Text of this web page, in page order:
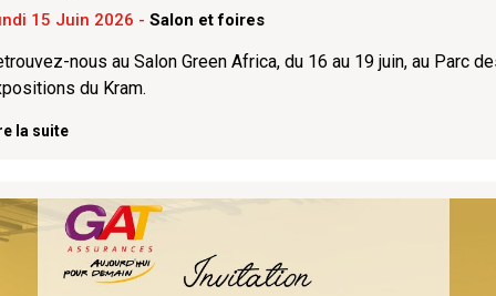
15 Juin 2026 - Salon et foires
nous au Salon Green Africa, du 16 au 19 juin, au Parc
du Kram.
la suite